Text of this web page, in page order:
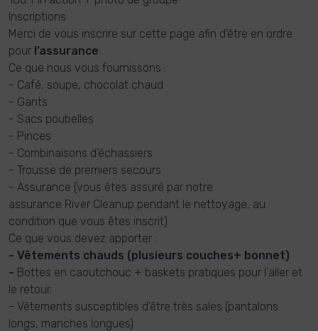
Inscriptions
Merci de vous inscrire sur cette page afin d’être en ordre
pour l’assurance:
Ce que nous vous fournissons :
- Café, soupe, chocolat chaud
- Gants
- Sacs poubelles
- Pinces
- Combinaisons d'échassiers
- Trousse de premiers secours
- Assurance (vous êtes assuré par notre
assurance River Cleanup pendant le nettoyage, au
condition que vous êtes inscrit)
Ce que vous devez apporter :
- Vêtements chauds (plusieurs couches+ bonnet)
- Bottes en caoutchouc + baskets pratiques pour l'aller et
le retour.
- Vêtements susceptibles d'être très sales (pantalons
longs, manches longues)